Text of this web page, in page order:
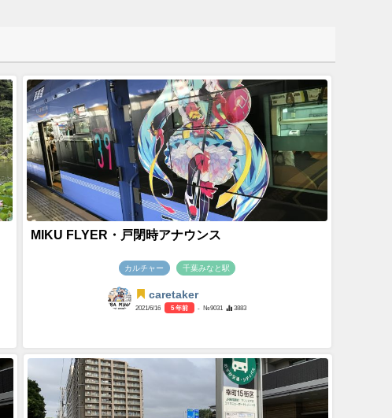
MIKU FLYER・戸閉時アナウンス
カルチャー 千葉みなと駅
caretaker
2021/6/16 5 年前 - №9031 3883